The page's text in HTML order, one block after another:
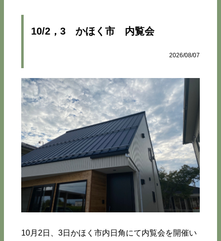
10/2，3 かほく市 内覧会
2026/08/07
10月2日、3日かほく市内日角にて内覧会を開催い